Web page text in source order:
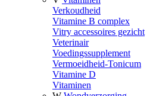
Verkoudheid
Vitamine B complex
Vitry accessoires gezicht
Veterinair
Voedingssupplement
Vermoeidheid-Tonicum
Vitamine D
Vitaminen